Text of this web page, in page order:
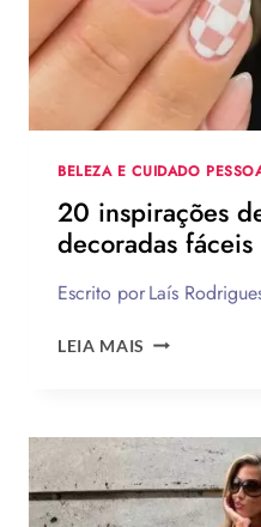
CRIATIVOS
COM
PASSO
A
BELEZA E CUIDADO
20 inspirações
decoradas
Escrito porLaís
LEIA MAIS
BRANCAS
DECORADAS
FÁCEIS
DE